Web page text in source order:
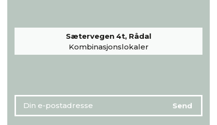
Sætervegen 4t, Rådal
Kombinasjonslokaler